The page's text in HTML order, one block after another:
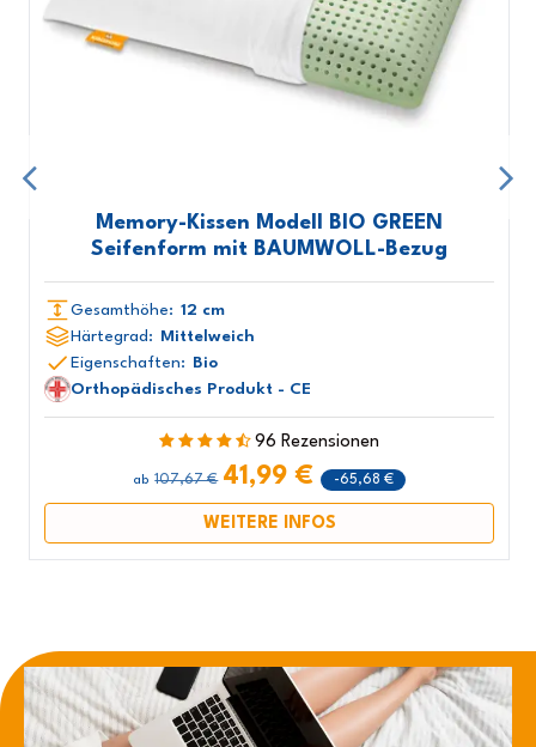
Memory-Kissen Modell BIO GREEN
Seifenform mit BAUMWOLL-Bezug
Gesamthöhe: 12 cm
Härtegrad:
Mittelweich
Eigenschaften:
Bio
Orthopädisches Produkt - CE
96 Rezensionen
ab 107,67 € 41,99 € -65,68 €
WEITERE INFOS